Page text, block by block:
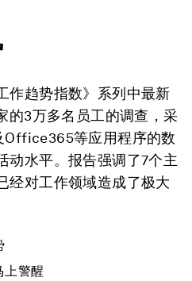
作趋势指数》系列中最新
的3万多名员工的调查，采
Office365等应用程序的数
动水平。报告强调了7个主
经对工作领域造成了极大
上警醒